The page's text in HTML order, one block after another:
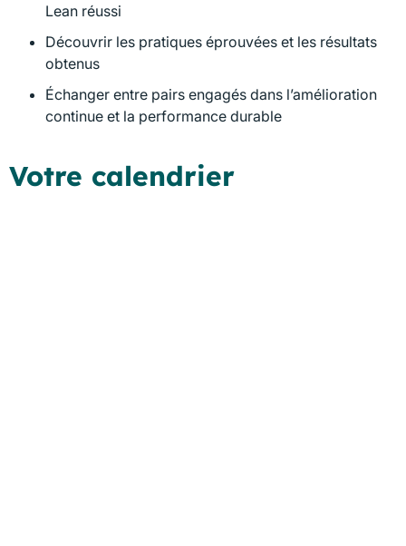
Lean réussi
Découvrir les pratiques éprouvées et les résultats
obtenus
Échanger entre pairs engagés dans l’amélioration
continue et la performance durable
Votre calendrier